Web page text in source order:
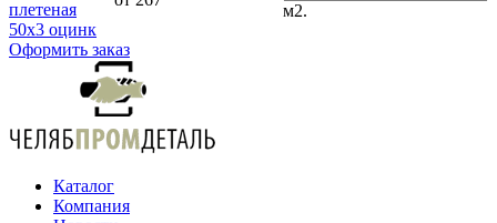
плетеная
50x3 оцинк
м2.
Оформить заказ
Каталог
Компания